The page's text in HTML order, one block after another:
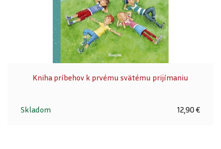
Kniha príbehov k prvému svätému prijímaniu
Skladom 12,90 €